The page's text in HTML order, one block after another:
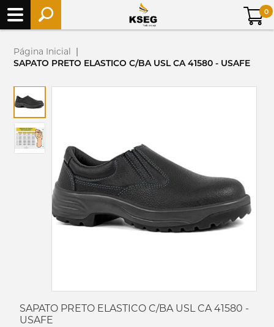
0
Página Inicial |
SAPATO PRETO ELASTICO C/BA USL CA 41580 - USAFE
SAPATO PRETO ELASTICO C/BA USL CA 41580 -
USAFE